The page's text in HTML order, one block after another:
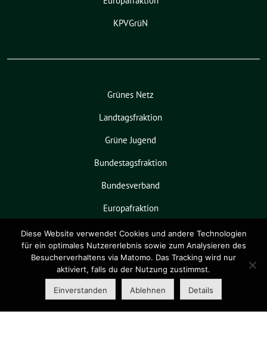
KPVGrüN
Grünes Netz
Landtagsfraktion
Grüne Jugend
Bundestagsfraktion
Bundesverband
Europafraktion
KPVGrüN
Grüne Niedersachsen benutzt das
freie grüne Themesunflower
‐ ein
Angebot derverdigado eG.
Diese Website verwendet Cookies und andere Technologien
für ein optimales Nutzererlebnis sowie zum Analysieren des
Besucherverhaltens via Matomo. Das Tracking wird nur
aktiviert, falls du der Nutzung zustimmst.
Einverstanden Ablehnen Details